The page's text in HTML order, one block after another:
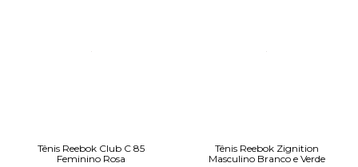
Tênis Reebok Club C 85
Feminino Rosa
Tênis Reebok Zignition
Masculino Branco e Verde